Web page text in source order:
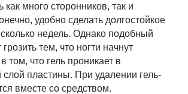
как много сторонников, так и
удобно сделать долгостойкое
недель. Однако подобный
тем, что ногти начнут
том, что гель проникает в
пластины. При удалении гель-
вместе со средством.